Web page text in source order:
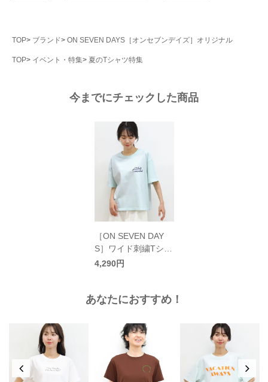
TOP ブランド ON SEVEN DAYS［オンセブンデイズ］オリジナル
TOP イベント・特集 夏のTシャツ特集
今までにチェックした商品
［ON SEVEN DAY
S］ワイド刺繍Tシャ
ツ／オンセブンデイ
4,290円
あなたにおすすめ！